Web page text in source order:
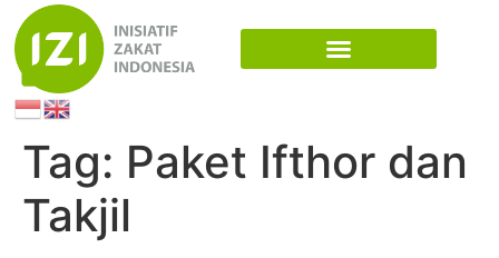
Tag: Paket Ifthor dan
Takjil